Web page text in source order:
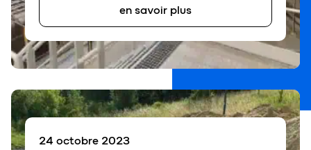
en savoir plus
24 octobre 2023